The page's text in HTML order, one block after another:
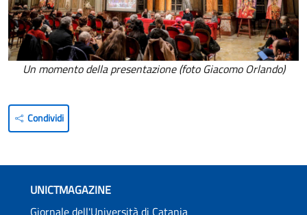
Un momento della presentazione (foto Giacomo Orlando)
Condividi
UNICTMAGAZINE
Giornale dell'Università di Catania